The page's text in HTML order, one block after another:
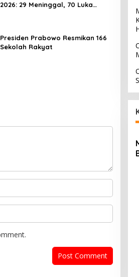
2026: 29 Meninggal, 70 Luka
Presiden Prabowo Resmikan 166
Sekolah Rakyat
Desak Pemerintah
Kasus Kudatuli